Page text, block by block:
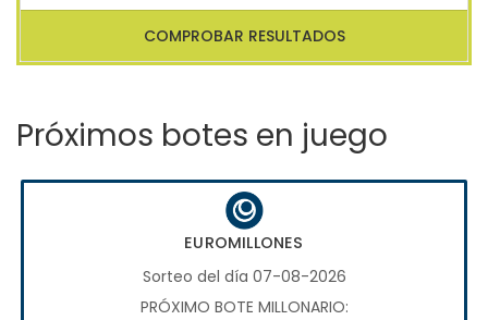
COMPROBAR RESULTADOS
Próximos botes en juego
EUROMILLONES
Sorteo del día 07-08-2026
PRÓXIMO BOTE MILLONARIO: